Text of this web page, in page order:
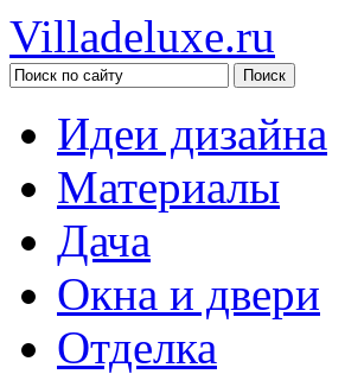
Villadeluxe.ru
Идеи дизайна
Материалы
Дача
Окна и двери
Отделка